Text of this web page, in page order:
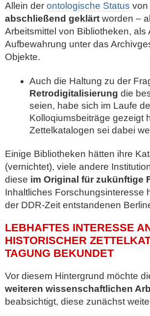
Allein der ontologische Status
abschließend geklärt worden –
Arbeitsmittel von Bibliotheken,
Aufbewahrung unter das
Objekte.
Auch die Haltung zu der
Retrodigitalisierung die
seien, habe sich im Laufe
Kolloqiumsbeiträge gezeigt
Zettelkatalogen sei dabei
Einige Bibliotheken hätten ihre
(vernichtet), viele andere
diese im Original für zukünftige
Inhaltliches Forschungsinteresse
der DDR-Zeit entstandenen
LEBHAFTES INTERESSE
HISTORISCHER
TAGUNG BEKUNDET
Vor diesem Hintergrund möchte
weiteren wissenschaftlichen
beabsichtigt, diese zunächst